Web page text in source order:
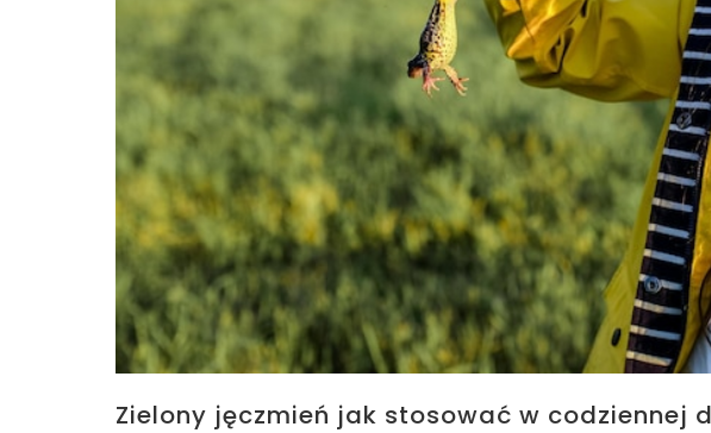
Zielony jęczmień jak stosować w codziennej